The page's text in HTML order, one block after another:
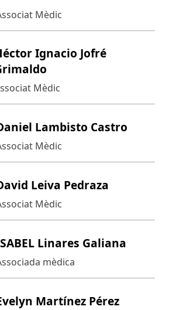
Mèdic
Ignacio Jofré
Mèdic
Lambisto Castro
Mèdic
Leiva Pedraza
Mèdic
Linares Galiana
mèdica
Martínez Pérez